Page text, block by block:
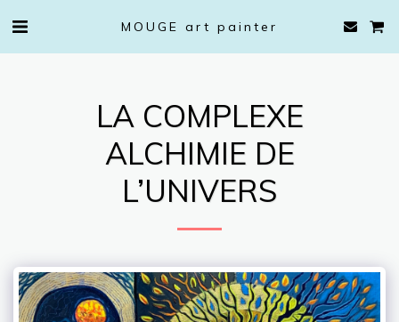
MOUGE art painter
LA COMPLEXE
ALCHIMIE DE
L’UNIVERS